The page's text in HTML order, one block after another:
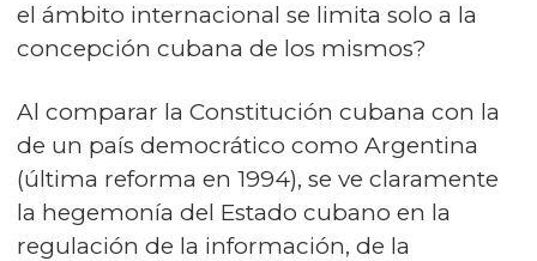
el ámbito internacional se limita solo a la
concepción cubana de los mismos?
Al comparar la Constitución cubana con la
de un país democrático como Argentina
(última reforma en 1994), se ve claramente
la hegemonía del Estado cubano en la
regulación de la información, de la